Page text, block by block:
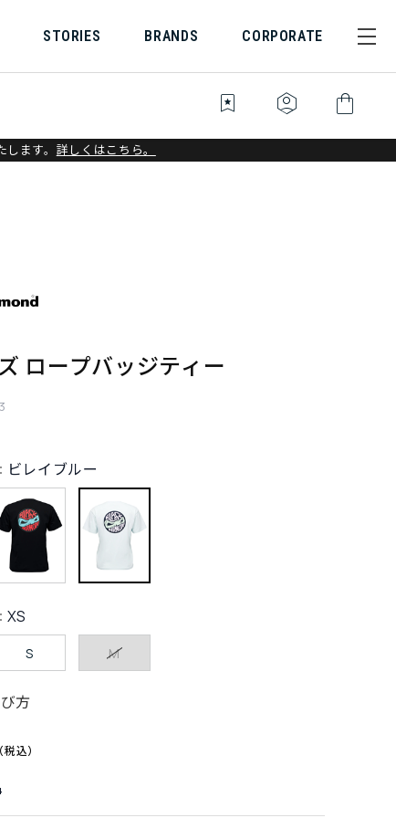
STORIES BRANDS CORPORATE
bookmark_star identity_platform shopping_bag
ます。 詳しくはこちら。
ロープバッジティー
ビレイブルー
XS
S M
方